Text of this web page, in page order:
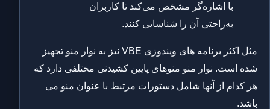
با اشاره‌گر مشخص می‌کند تا کاربران
به‌راحتی آن را شناسایی کنند.
مثل اکثر برنامه های ویندوزی VBE نیز به نوار منو تجهیز
شده است. نوار منو منوهای پایین کشیدنی مختلفی دارد که
هر کدام از آنها شامل دستورات مرتبط با عنوان منو می
باشد.